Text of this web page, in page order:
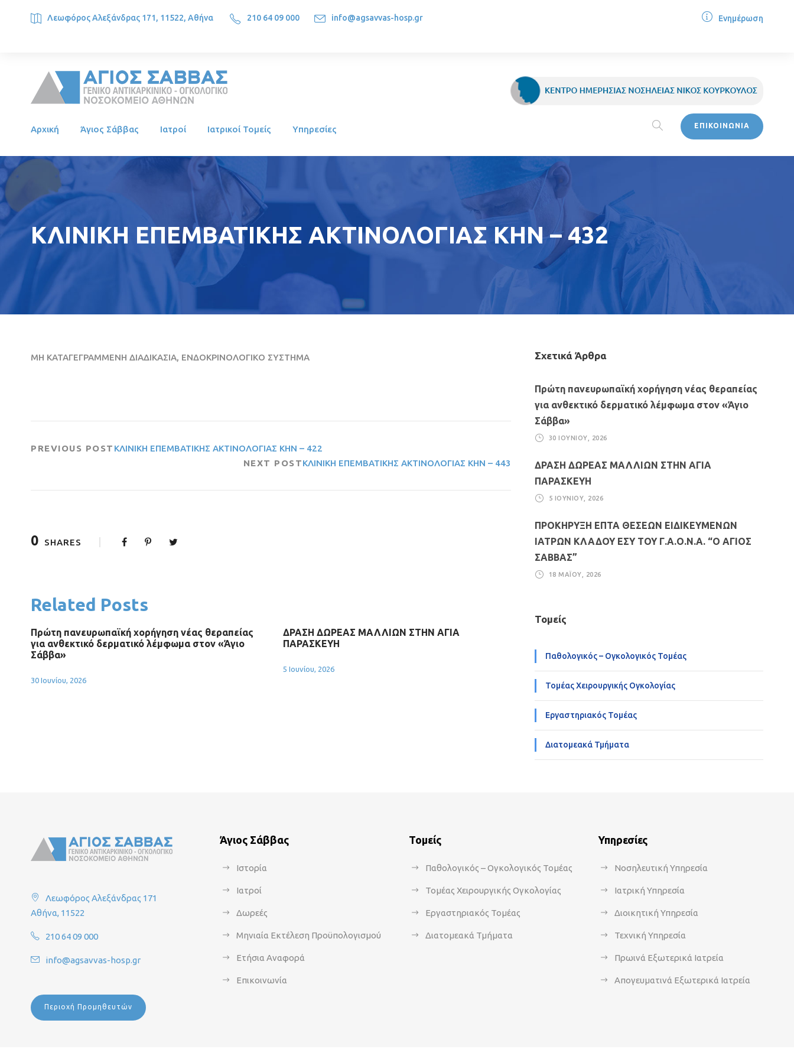
Λεωφόρος Αλεξάνδρας 171, 11522, Αθήνα 210 64 09 000 info@agsavvas-hosp.gr Ενημέρωση
Αρχική Άγιος Σάββας Ιατροί Ιατρικοί Τομείς Υπηρεσίες ΕΠΙΚΟΙΝΩΝΙΑ
ΚΛΙΝΙΚΗ ΕΠΕΜΒΑΤΙΚΗΣ ΑΚΤΙΝΟΛΟΓΙΑΣ ΚΗΝ – 432
ΜΗ ΚΑΤΑΓΕΓΡΑΜΜΕΝΗ ΔΙΑΔΙΚΑΣΙΑ, ΕΝΔΟΚΡΙΝΟΛΟΓΙΚΟ ΣΥΣΤΗΜΑ
PREVIOUS POST ΚΛΙΝΙΚΗ ΕΠΕΜΒΑΤΙΚΗΣ ΑΚΤΙΝΟΛΟΓΙΑΣ ΚΗΝ – 422
NEXT POSTΚΛΙΝΙΚΗ ΕΠΕΜΒΑΤΙΚΗΣ ΑΚΤΙΝΟΛΟΓΙΑΣ ΚΗΝ – 443
0 SHARES
Related Posts
Πρώτη πανευρωπαϊκή χορήγηση νέας θεραπείας
για ανθεκτικό δερματικό λέμφωμα στον «Άγιο
Σάββα»
30 Ιουνίου, 2026
ΔΡΑΣΗ ΔΩΡΕΑΣ ΜΑΛΛΙΩΝ ΣΤΗΝ ΑΓΙΑ
ΠΑΡΑΣΚΕΥΗ
5 Ιουνίου, 2026
Σχετικά Άρθρα
Πρώτη πανευρωπαϊκή χορήγηση νέας θεραπείας
για ανθεκτικό δερματικό λέμφωμα στον «Άγιο
Σάββα»
30 ΙΟΥΝΊΟΥ, 2026
ΔΡΑΣΗ ΔΩΡΕΑΣ ΜΑΛΛΙΩΝ ΣΤΗΝ ΑΓΙΑ
ΠΑΡΑΣΚΕΥΗ
5 ΙΟΥΝΊΟΥ, 2026
ΠΡΟΚΗΡΥΞΗ ΕΠΤΑ ΘΕΣΕΩΝ ΕΙΔΙΚΕΥΜΕΝΩΝ
ΙΑΤΡΩΝ ΚΛΑΔΟΥ ΕΣΥ ΤΟΥ Γ.Α.Ο.Ν.Α. “Ο ΑΓΙΟΣ
ΣΑΒΒΑΣ”
18 ΜΑΪ́ΟΥ, 2026
Τομείς
Παθολογικός – Ογκολογικός Τομέας
Τομέας Χειρουργικής Ογκολογίας
Εργαστηριακός Τομέας
Διατομεακά Τμήματα
Λεωφόρος Αλεξάνδρας 171
Αθήνα, 11522
210 64 09 000
info@agsavvas-hosp.gr
Περιοχή Προμηθευτών
Άγιος Σάββας
Ιστορία
Ιατροί
Δωρεές
Μηνιαία Εκτέλεση Προϋπολογισμού
Ετήσια Αναφορά
Επικοινωνία
Τομείς
Παθολογικός – Ογκολογικός Τομέας
Τομέας Χειρουργικής Ογκολογίας
Εργαστηριακός Τομέας
Διατομεακά Τμήματα
Υπηρεσίες
Νοσηλευτική Υπηρεσία
Ιατρική Υπηρεσία
Διοικητική Υπηρεσία
Τεχνική Υπηρεσία
Πρωινά Εξωτερικά Ιατρεία
Απογευματινά Εξωτερικά Ιατρεία